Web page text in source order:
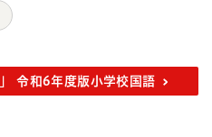
令和6年度版小学校国語